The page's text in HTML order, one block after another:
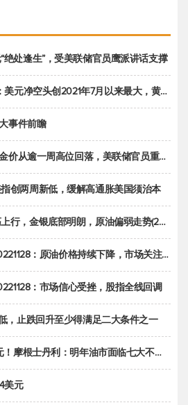
绝处逢生”，受美联储官员鹰派讲话支撑
创2021年7月以来最大，黄金期货投机性净多头头寸减少
事件前瞻
周高位回落，美联储官员重申鹰派立场推动美元回升
创两周新低，缓解高通胀美国须治本
金银底部明朗，原油偏弱走势(20221128收评)
原油价格持续下降，市场关注OPEC+新一轮产能政策
：市场信心受挫，股指全线回调
，止跌回升至少得满足二大条件之一
摩根士丹利：明年油市面临七大不确定性
美元